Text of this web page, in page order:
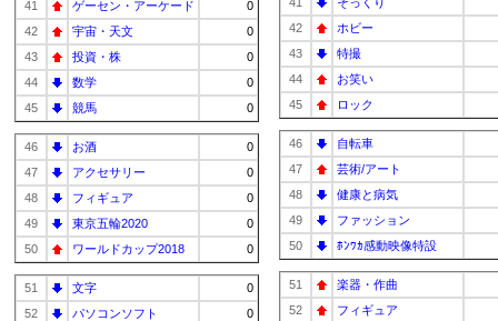
41 ゲーセン・アーケード
0
42
宇宙・天文
0
43
投資・株
0
44
数学
0
45
競馬 0
46 お酒
0
47
アクセサリー
0
48
フィギュア
0
49
東京五輪2020
0
50
ワールドカップ2018 0
51 文字
0
52
パソコンソフト
0
42
ホビー
43
特撮
44
お笑い
45
ロック
46
自転車
47
芸術/アート
48
健康と病気
49
ファッション
50
ﾎﾝﾜｶ感動映像特設
51
楽器・作曲
52
フィギュア